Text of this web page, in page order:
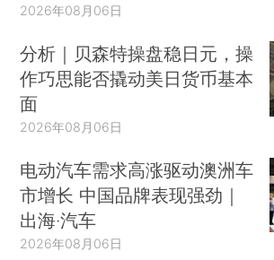
2026年08月06日
分析｜贝森特操盘稳日元，操
作巧思能否撬动美日货币基本
面
2026年08月06日
电动汽车需求高涨驱动澳洲车
市增长 中国品牌表现强劲｜
出海·汽车
2026年08月06日